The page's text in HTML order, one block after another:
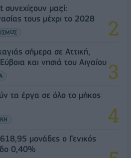
μαζί:
τους μέχρι το 2028
σήμερα σε Αττική,
και νησιά του Αιγαίου
τα έργα σε όλο το μήκος
μονάδες ο Γενικός
0,40%